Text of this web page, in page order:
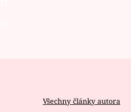
Všechny články autora